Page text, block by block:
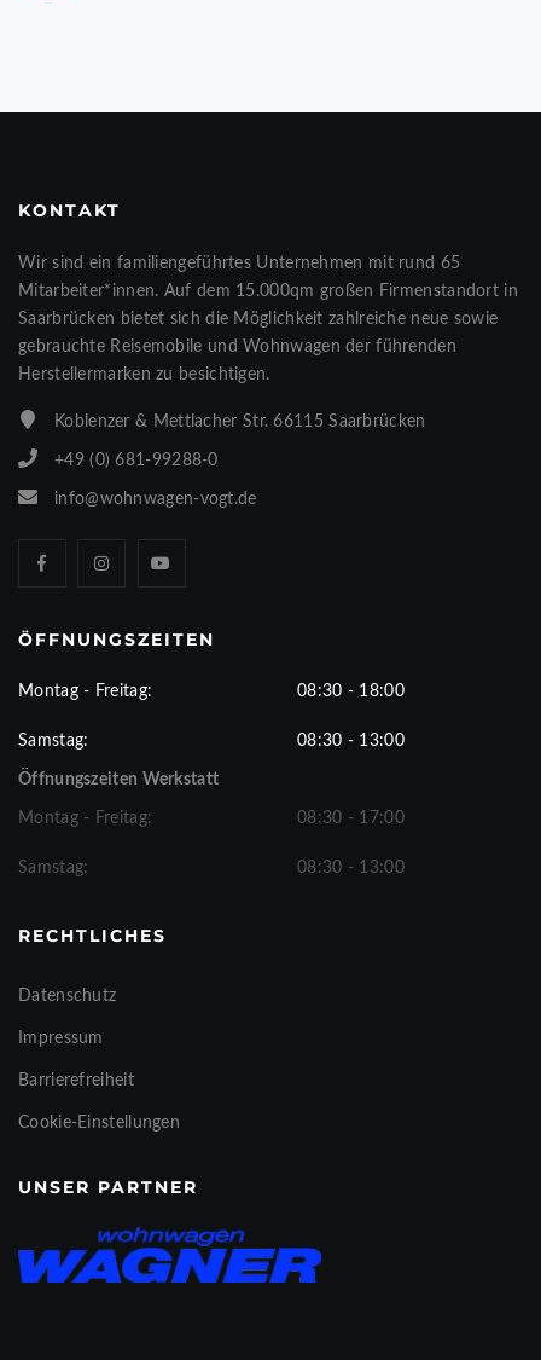
KONTAKT
Wir sind ein familiengeführtes Unternehmen mit rund 65
Mitarbeiter*innen. Auf dem 15.000qm großen Firmenstandort in
Saarbrücken bietet sich die Möglichkeit zahlreiche neue sowie
gebrauchte Reisemobile und Wohnwagen der führenden
Herstellermarken zu besichtigen.
Koblenzer & Mettlacher Str. 66115 Saarbrücken
+49 (0) 681-99288-0
info@wohnwagen-vogt.de
ÖFFNUNGSZEITEN
Montag - Freitag: 08:30 - 18:00
Samstag: 08:30 - 13:00
Öffnungszeiten Werkstatt
Montag - Freitag: 08:30 - 17:00
Samstag: 08:30 - 13:00
RECHTLICHES
Datenschutz
Impressum
Barrierefreiheit
Cookie-Einstellungen
UNSER PARTNER